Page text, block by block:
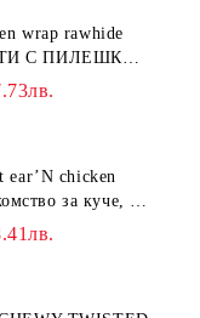
wrap rawhide
С ПИЛЕШКО,
г
ear’N chicken
за куче, 50